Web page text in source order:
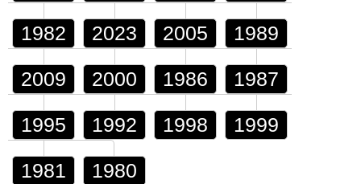
1982 2023 2005 1989
2009 2000 1986 1987
1995 1992 1998 1999
1981 1980